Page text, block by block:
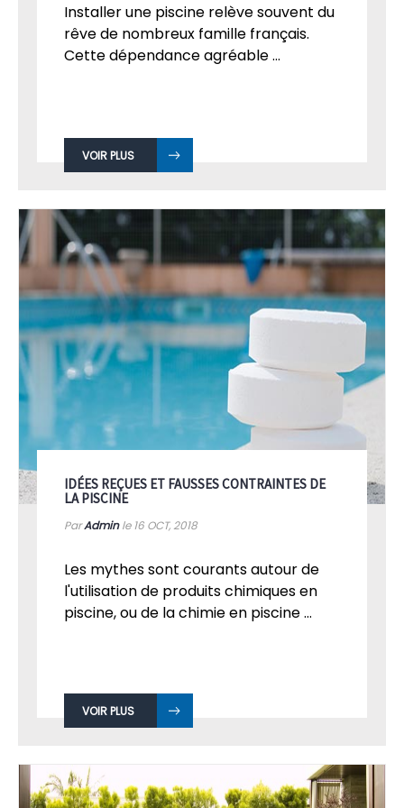
Installer une piscine relève souvent du
rêve de nombreux famille français.
Cette dépendance agréable ...
VOIR PLUS
IDÉES REÇUES ET FAUSSES CONTRAINTES DE
LA PISCINE
ParAdminle 16 OCT, 2018
Les mythes sont courants autour de
l'utilisation de produits chimiques en
piscine, ou de la chimie en piscine ...
VOIR PLUS